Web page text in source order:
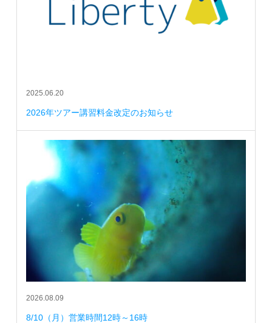
2025.06.20
2026年ツアー講習料金改定のお知らせ
2026.08.09
8/10（月）営業時間12時～16時